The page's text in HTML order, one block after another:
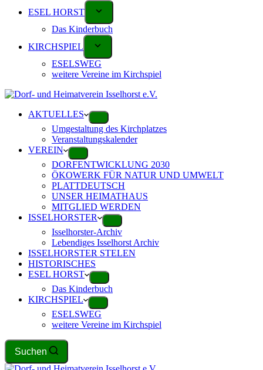
ESEL HORST
Das Kinderbuch
KIRCHSPIEL
ESELSWEG
weitere Vereine im Kirchspiel
AKTUELLES
Umgestaltung des Kirchplatzes
Veranstaltungskalender
VEREIN
DORFENTWICKLUNG 2030
ÖKOWERK FÜR NATUR UND UMWELT
PLATTDEUTSCH
UNSER HEIMATHAUS
MITGLIED WERDEN
ISSELHORSTER
Isselhorster-Archiv
Lebendiges Isselhorst Archiv
ISSELHORSTER STELEN
HISTORISCHES
ESEL HORST
Das Kinderbuch
KIRCHSPIEL
ESELSWEG
weitere Vereine im Kirchspiel
Suchen